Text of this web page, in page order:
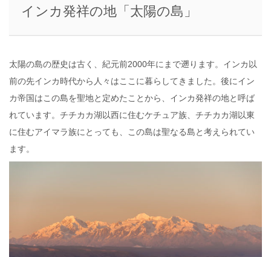
インカ発祥の地「太陽の島」
太陽の島の歴史は古く、紀元前2000年にまで遡ります。インカ以
前の先インカ時代から人々はここに暮らしてきました。後にイン
カ帝国はこの島を聖地と定めたことから、インカ発祥の地と呼ば
れています。チチカカ湖以西に住むケチュア族、チチカカ湖以東
に住むアイマラ族にとっても、この島は聖なる島と考えられてい
ます。